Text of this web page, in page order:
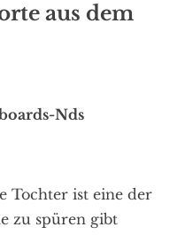
aus dem
Nds
Tochter ist eine der
zu spüren gibt